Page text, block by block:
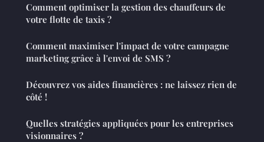
Comment optimiser la gestion des chauffeurs de
votre flotte de taxis ?
Comment maximiser l'impact de votre campagne
marketing grâce à l'envoi de SMS ?
Découvrez vos aides financières : ne laissez rien de
côté !
Quelles stratégies appliquées pour les entreprises
visionnaires ?